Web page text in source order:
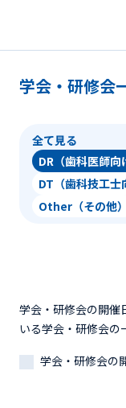
学会・研修会
全て見る
DR（歯科医師向
DT（歯科技工士
Other（その他）
学会・研修会の開催
いる学会・研修会の
学会・研修会の